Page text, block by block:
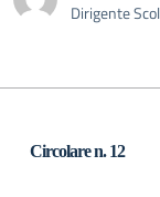
Dirigente
Circolare n. 12